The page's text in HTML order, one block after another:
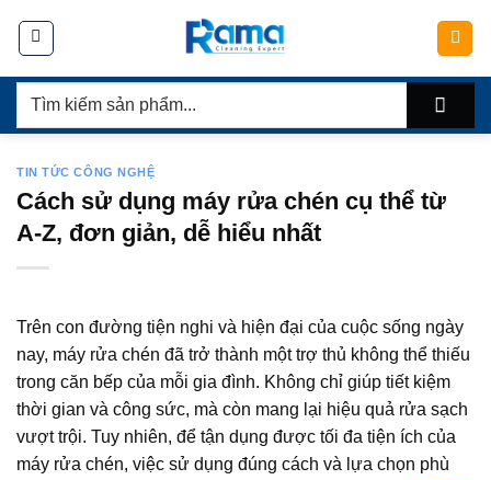
dung
Tìm
TIN TỨC CÔNG NGHỆ
Cách sử dụng máy rửa chén cụ thể từ
A-Z, đơn giản, dễ hiểu nhất
Trên con đường tiện nghi và hiện đại của cuộc sống ngày
nay, máy rửa chén đã trở thành một trợ thủ không thể thiếu
trong căn bếp của mỗi gia đình. Không chỉ giúp tiết kiệm
thời gian và công sức, mà còn mang lại hiệu quả rửa sạch
vượt trội. Tuy nhiên, để tận dụng được tối đa tiện ích của
máy rửa chén, việc sử dụng đúng cách và lựa chọn phù